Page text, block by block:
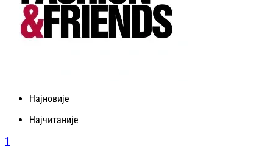
Најновије
Најчитаније
1